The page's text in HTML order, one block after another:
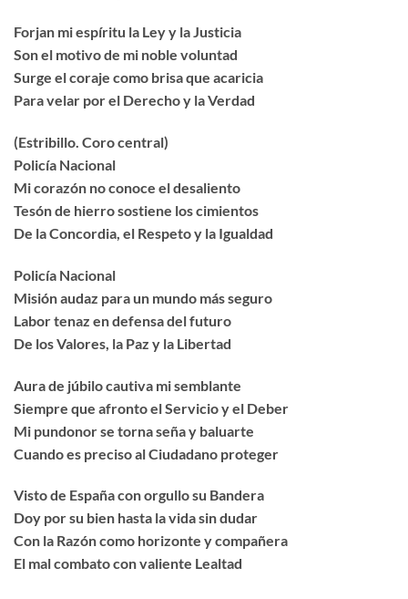
Forjan mi espíritu la Ley y la Justicia
Son el motivo de mi noble voluntad
Surge el coraje como brisa que acaricia
Para velar por el Derecho y la Verdad
(Estribillo. Coro central)
Policía Nacional
Mi corazón no conoce el desaliento
Tesón de hierro sostiene los cimientos
De la Concordia, el Respeto y la Igualdad
Policía Nacional
Misión audaz para un mundo más seguro
Labor tenaz en defensa del futuro
De los Valores, la Paz y la Libertad
Aura de júbilo cautiva mi semblante
Siempre que afronto el Servicio y el Deber
Mi pundonor se torna seña y baluarte
Cuando es preciso al Ciudadano proteger
Visto de España con orgullo su Bandera
Doy por su bien hasta la vida sin dudar
Con la Razón como horizonte y compañera
El mal combato con valiente Lealtad